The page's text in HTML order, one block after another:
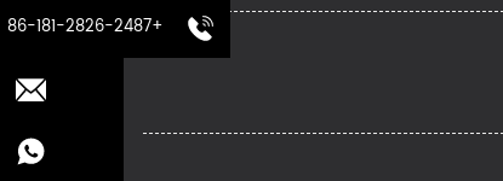
+86-181-2826-2487